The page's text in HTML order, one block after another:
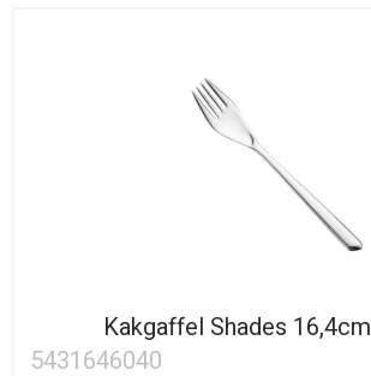
Kakgaffel Shades
5431646040